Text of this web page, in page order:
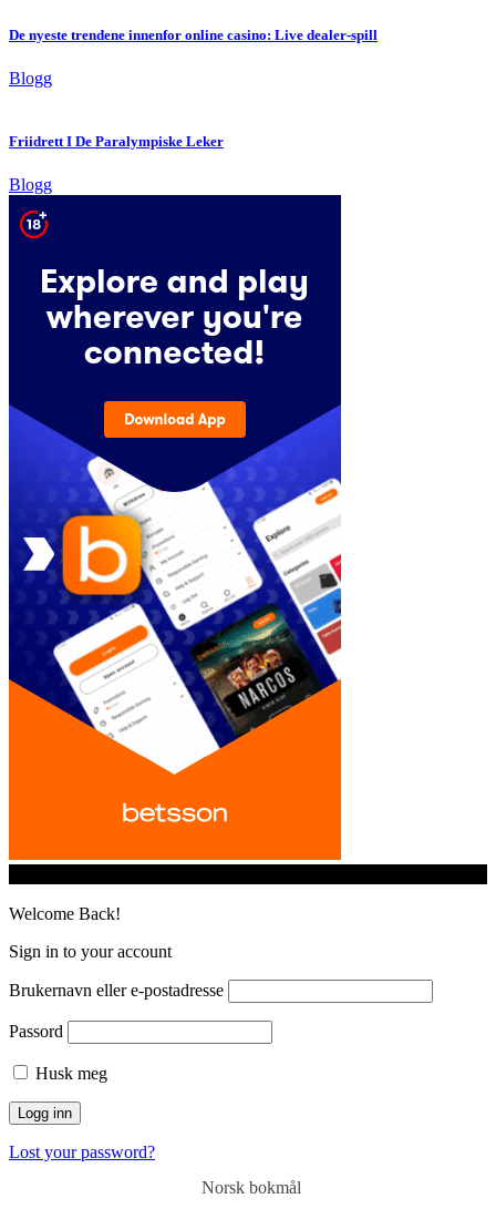
De nyeste trendene innenfor online casino: Live dealer-spill
Blogg
Friidrett I De Paralympiske Leker
Blogg
Welcome Back!
Sign in to your account
Brukernavn eller e-postadresse
Passord
Husk meg
Lost your password?
Norsk bokmål